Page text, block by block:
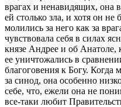
врагах и ненавидящих, она
ей столько зла, и хотя он
молились за него как за
чувствовала себя в силах
князе Андрее и об Анатоле,
ее уничтожались в
благоговения к Богу.
за синод, она особенно
себе, что, ежели она не
все-таки любит